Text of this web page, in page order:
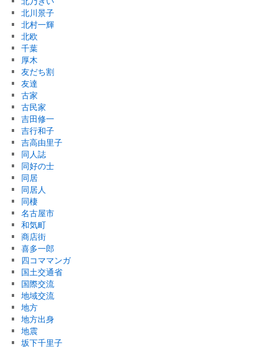
北川景子
北村一輝
北欧
千葉
厚木
友だち割
友達
古家
古民家
吉田修一
吉行和子
吉高由里子
同人誌
同好の士
同居
同居人
同棲
名古屋市
和気町
商店街
喜多一郎
四コママンガ
国土交通省
国際交流
地域交流
地方
地方出身
地震
坂下千里子